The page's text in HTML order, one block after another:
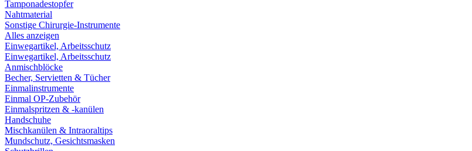
Tamponadestopfer
Nahtmaterial
Sonstige Chirurgie-Instrumente
Alles anzeigen
Einwegartikel, Arbeitsschutz
Einwegartikel, Arbeitsschutz
Anmischblöcke
Becher, Servietten & Tücher
Einmalinstrumente
Einmal OP-Zubehör
Einmalspritzen & -kanülen
Handschuhe
Mischkanülen & Intraoraltips
Mundschutz, Gesichtsmasken